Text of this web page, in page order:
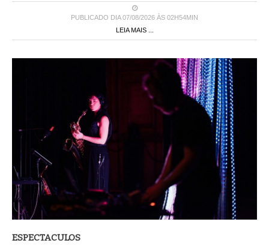
PUBLICADO DIA 07/08/2026 ÀS 02H54MIN
LEIA MAIS ...
ESPECTACULOS